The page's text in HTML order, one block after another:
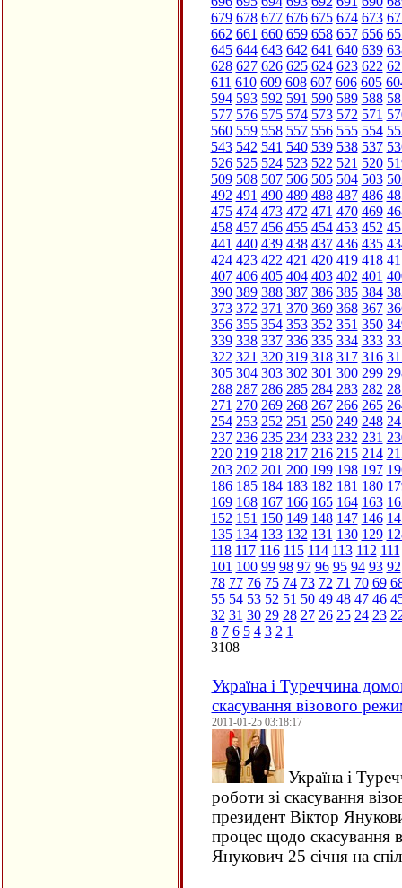
679 678 677 676 675 674 673
662 661 660 659 658 657 656
645 644 643 642 641 640 639
628 627 626 625 624 623 622
611 610 609 608 607 606 605
594 593 592 591 590 589 588
577 576 575 574 573 572 571
560 559 558 557 556 555 554
543 542 541 540 539 538 537
526 525 524 523 522 521 520
509 508 507 506 505 504 503
492 491 490 489 488 487 486
475 474 473 472 471 470 469
458 457 456 455 454 453 452
441 440 439 438 437 436 435
424 423 422 421 420 419 418
407 406 405 404 403 402 401
390 389 388 387 386 385 384
373 372 371 370 369 368 367
356 355 354 353 352 351 350
339 338 337 336 335 334 333
322 321 320 319 318 317 316
305 304 303 302 301 300 299
288 287 286 285 284 283 282
271 270 269 268 267 266 265
254 253 252 251 250 249 248
237 236 235 234 233 232 231
220 219 218 217 216 215 214
203 202 201 200 199 198 197
186 185 184 183 182 181 180
169 168 167 166 165 164 163
152 151 150 149 148 147 146
135 134 133 132 131 130 129
118 117 116 115 114 113 112 111
101 100 99 98 97 96 95 94 93 92
78 77 76 75 74 73 72 71 70 69
55 54 53 52 51 50 49 48 47 46
32 31 30 29 28 27 26 25 24 23
8 7 6 5 4 3 2 1
3108
Україна і Туреччина
скасування візового
2011-01-25 03:18:17
Україна і
роботи зі скасування
президент Віктор
процес щодо скасування
Янукович 25 січня на